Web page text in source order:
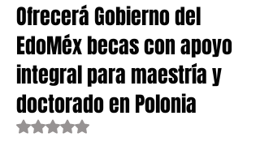
Ofrecerá Gobierno del
EdoMéx becas con apoyo
integral para maestría y
doctorado en Polonia
Obtuvo NaN de 5 estrellas.